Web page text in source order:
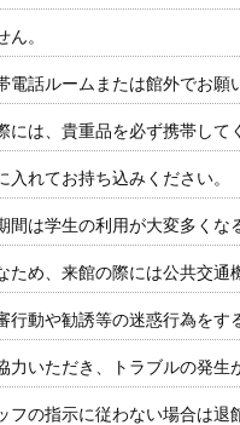
。
電話ルームまたは館外でお願
には、貴重品を必ず携帯して
れてお持ち込みください。
間は学生の利用が大変多くな
ため、来館の際には公共交通
行動や勧誘等の迷惑行為をす
力いただき、トラブルの発生
フの指示に従わない場合は退